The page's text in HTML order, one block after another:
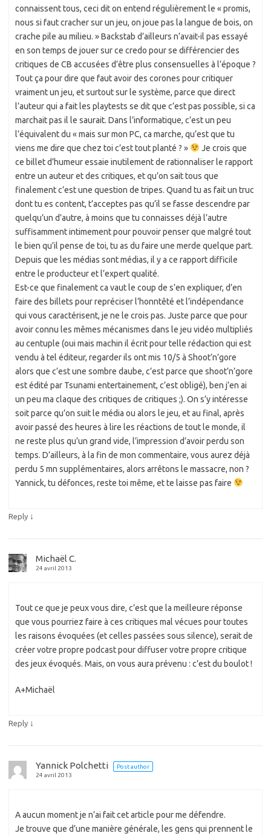
connaissent tous, ceci dit on entend régulièrement le « promis,
nous si faut cracher sur un jeu, on joue pas la langue de bois, on
crache pile au milieu. » Backstab d’ailleurs n’avait-il pas essayé
en son temps de jouer sur ce credo pour se différencier des
critiques de CB accusées d’être plus consensuelles à l’époque ?
Tout ça pour dire que faut avoir des corones pour critiquer
vraiment un jeu, et surtout sur le système, parce que direct
l’auteur qui a fait les playtests se dit que c’est pas possible, si ca
marchait pas il le saurait. Dans l’informatique, c’est un peu
l’équivalent du « mais sur mon PC, ca marche, qu’est que tu
viens me dire que chez toi c’est tout planté ? »
Je crois que
ce billet d’humeur essaie inutilement de rationnaliser le rapport
entre un auteur et des critiques, et qu’on sait tous que
finalement c’est une question de tripes. Quand tu as fait un truc
dont tu es content, t’acceptes pas qu’il se fasse descendre par
quelqu’un d’autre, à moins que tu connaisses déjà l’autre
suffisamment intimement pour pouvoir penser que malgré tout
le bien qu’il pense de toi, tu as du faire une merde quelque part.
Depuis que les médias sont médias, il y a ce rapport difficile
entre le producteur et l’expert qualité.
Est-ce que finalement ca vaut le coup de s’en expliquer, d’en
faire des billets pour repréciser l’honntêté et l’indépendance
qui vous caractérisent, je ne le crois pas. Juste parce que pour
avoir connu les mêmes mécanismes dans le jeu vidéo multipliés
au centuple (oui mais machin il écrit pour telle rédaction qui est
vendu à tel éditeur, regarder ils ont mis 10/5 à Shoot’n’gore
alors que c’est une sombre daube, c’est parce que shoot’n’gore
est édité par Tsunami entertainement, c’est obligé), ben j’en ai
un peu ma claque des critiques de critiques ;). On s’y intéresse
soit parce qu’on suit le média ou alors le jeu, et au final, après
avoir passé des heures à lire les réactions de tout le monde, il
ne reste plus qu’un grand vide, l’impression d’avoir perdu son
temps. D’ailleurs, à la fin de mon commentaire, vous aurez déjà
perdu 5 mn supplémentaires, alors arrêtons le massacre, non ?
Yannick, tu défonces, reste toi même, et te laisse pas faire
Reply ↓
Michaël C.
24 avril 2013
Tout ce que je peux vous dire, c’est que la meilleure réponse
que vous pourriez faire à ces critiques mal vécues pour toutes
les raisons évoquées (et celles passées sous silence), serait de
créer votre propre podcast pour diffuser votre propre critique
des jeux évoqués. Mais, on vous aura prévenu : c’est du boulot !
A+Michaël
Reply ↓
Yannick Polchetti
Post author
24 avril 2013
A aucun moment je n’ai fait cet article pour me défendre.
Je trouve que d’une manière générale, les gens qui prennent le